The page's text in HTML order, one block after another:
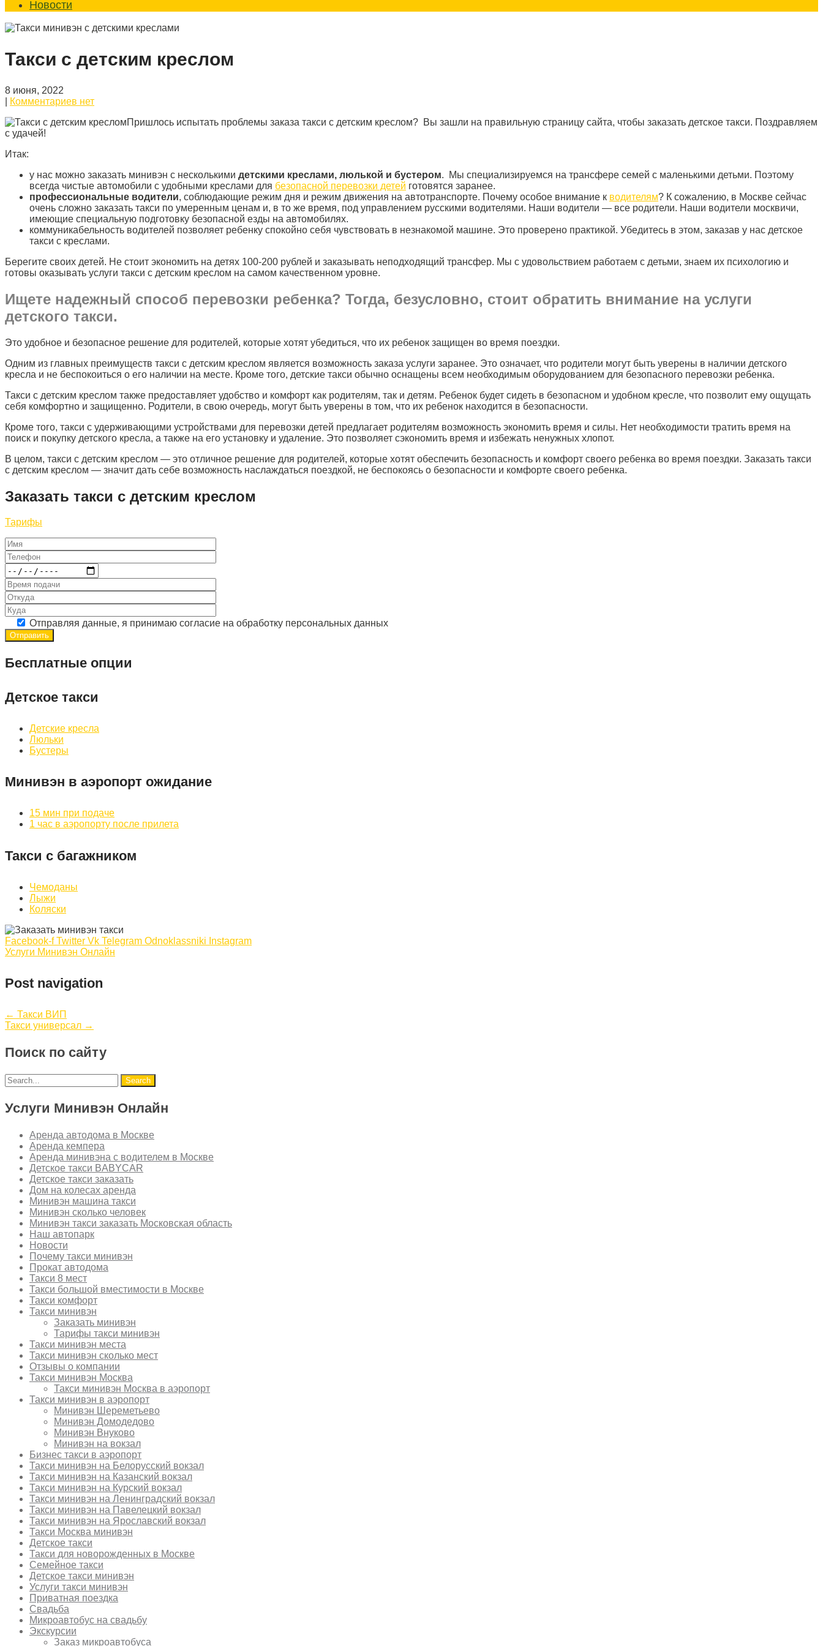
Новости
Такси с детским креслом
8 июня, 2022
Комментариев нет
Пришлось испытать проблемы заказа такси с детским креслом? Вы зашли на правильную страницу сайта, чтобы заказать детское такси. Поздравляем
с удачей!
Итак:
у нас можно заказать минивэн с несколькими детскими креслами, люлькой и бустером. Мы специализируемся на трансфере семей с маленькими детьми. Поэтому
всегда чистые автомобили с удобными креслами для безопасной перевозки детей готовятся заранее.
профессиональные водители, соблюдающие режим дня и режим движения на автотранспорте. Почему особое внимание к водителям? К сожалению, в Москве сейчас
очень сложно заказать такси по умеренным ценам и, в то же время, под управлением русскими водителями. Наши водители — все родители. Наши водители москвичи,
имеющие специальную подготовку безопасной езды на автомобилях.
коммуникабельность водителей позволяет ребенку спокойно себя чувствовать в незнакомой машине. Это проверено практикой. Убедитесь в этом, заказав у нас детское
такси с креслами.
Берегите своих детей. Не стоит экономить на детях 100-200 рублей и заказывать неподходящий трансфер. Мы с удовольствием работаем с детьми, знаем их психологию и
готовы оказывать услуги такси с детским креслом на самом качественном уровне.
Ищете надежный способ перевозки ребенка? Тогда, безусловно, стоит обратить внимание на услуги
детского такси.
Это удобное и безопасное решение для родителей, которые хотят убедиться, что их ребенок защищен во время поездки.
Одним из главных преимуществ такси с детским креслом является возможность заказа услуги заранее. Это означает, что родители могут быть уверены в наличии детского
кресла и не беспокоиться о его наличии на месте. Кроме того, детские такси обычно оснащены всем необходимым оборудованием для безопасного перевозки ребенка.
Такси с детским креслом также предоставляет удобство и комфорт как родителям, так и детям. Ребенок будет сидеть в безопасном и удобном кресле, что позволит ему ощущать
себя комфортно и защищенно. Родители, в свою очередь, могут быть уверены в том, что их ребенок находится в безопасности.
Кроме того, такси с удерживающими устройствами для перевозки детей предлагает родителям возможность экономить время и силы. Нет необходимости тратить время на
поиск и покупку детского кресла, а также на его установку и удаление. Это позволяет сэкономить время и избежать ненужных хлопот.
В целом, такси с детским креслом — это отличное решение для родителей, которые хотят обеспечить безопасность и комфорт своего ребенка во время поездки. Заказать такси
с детским креслом — значит дать себе возможность наслаждаться поездкой, не беспокоясь о безопасности и комфорте своего ребенка.
Заказать такси с детским креслом
Тарифы
Отправляя данные, я принимаю согласие на обработку персональных данных
Бесплатные опции
Детское такси
Детские кресла
Люльки
Бустеры
Минивэн в аэропорт ожидание
15 мин при подаче
1 час в аэропорту после прилета
Такси с багажником
Чемоданы
Лыжи
Коляски
Facebook-f Twitter Vk Telegram Odnoklassniki Instagram
Услуги Минивэн Онлайн
Post navigation
← Такси ВИП
Такси универсал →
Поиск по сайту
Услуги Минивэн Онлайн
Аренда автодома в Москве
Аренда кемпера
Аренда минивэна с водителем в Москве
Детское такси BABYCAR
Детское такси заказать
Дом на колесах аренда
Минивэн машина такси
Минивэн сколько человек
Минивэн такси заказать Московская область
Наш автопарк
Новости
Почему такси минивэн
Прокат автодома
Такси 8 мест
Такси большой вместимости в Москве
Такси комфорт
Такси минивэн
Заказать минивэн
Тарифы такси минивэн
Такси минивэн места
Такси минивэн сколько мест
Отзывы о компании
Такси минивэн Москва
Такси минивэн Москва в аэропорт
Такси минивэн в аэропорт
Минивэн Шереметьево
Минивэн Домодедово
Минивэн Внуково
Минивэн на вокзал
Бизнес такси в аэропорт
Такси минивэн на Белорусский вокзал
Такси минивэн на Казанский вокзал
Такси минивэн на Курский вокзал
Такси минивэн на Ленинградский вокзал
Такси минивэн на Павелецкий вокзал
Такси минивэн на Ярославский вокзал
Такси Москва минивэн
Детское такси
Такси для новорожденных в Москве
Семейное такси
Детское такси минивэн
Услуги такси минивэн
Приватная поездка
Свадьба
Микроавтобус на свадьбу
Экскурсии
Заказ микроавтобуса